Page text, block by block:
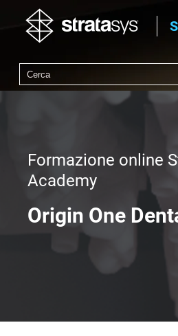
Formazione online
Academy
Origin One